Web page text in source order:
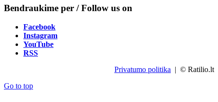
Bendraukime per / Follow us on
Facebook
Instagram
YouTube
RSS
Privatumo politika | © Ratilio.lt
Go to top